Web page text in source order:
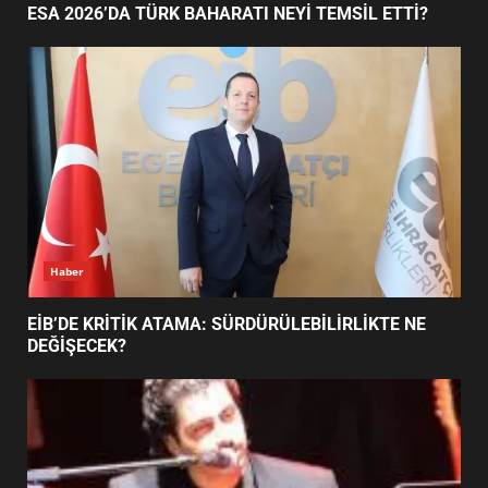
4
FİNALİNDE NE BAŞARDI?
5
BALIKESİR MÜZELERİNDE SÜRE
UZATILDI: NE DEĞİŞTİ?
BURHANİYE SATRANÇ
TURNUVASI KAYITLARI NEYİ
BURHANİYE BELEDİYESPOR’DA
YENİ YÖNETİM NASIL
ŞEKİLLENDİ?
ESA 2026’DA TÜRK BAHARATI NEYİ TEMSİL ETTİ?
Haber
EİB’DE KRİTİK ATAMA: SÜRDÜRÜLEBİLİRLİKTE NE
DEĞİŞECEK?